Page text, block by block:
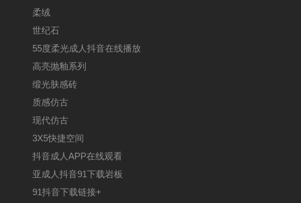
柔绒
世纪石
55度柔光成人抖音在线播放
高亮抛釉系列
缎光肤感砖
质感仿古
现代仿古
3X5快捷空间
抖音成人APP在线观看
亚成人抖音91下载岩板
91抖音下载链接+